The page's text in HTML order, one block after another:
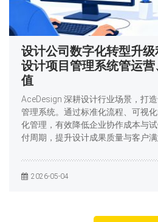
设计公司数字化转型升
设计项目管理系统管运
值
AceDesign 深耕设计行业场景，打
管理系统。通过标准化流程、可视
化管理，有效降低企业协作成本与
付周期，提升设计成果质量与客户满
2026-05-04